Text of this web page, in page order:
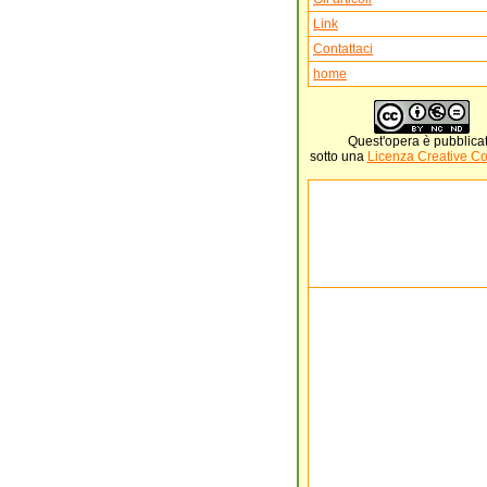
Link
Contattaci
home
Quest'opera è
sotto una Licenza Creative